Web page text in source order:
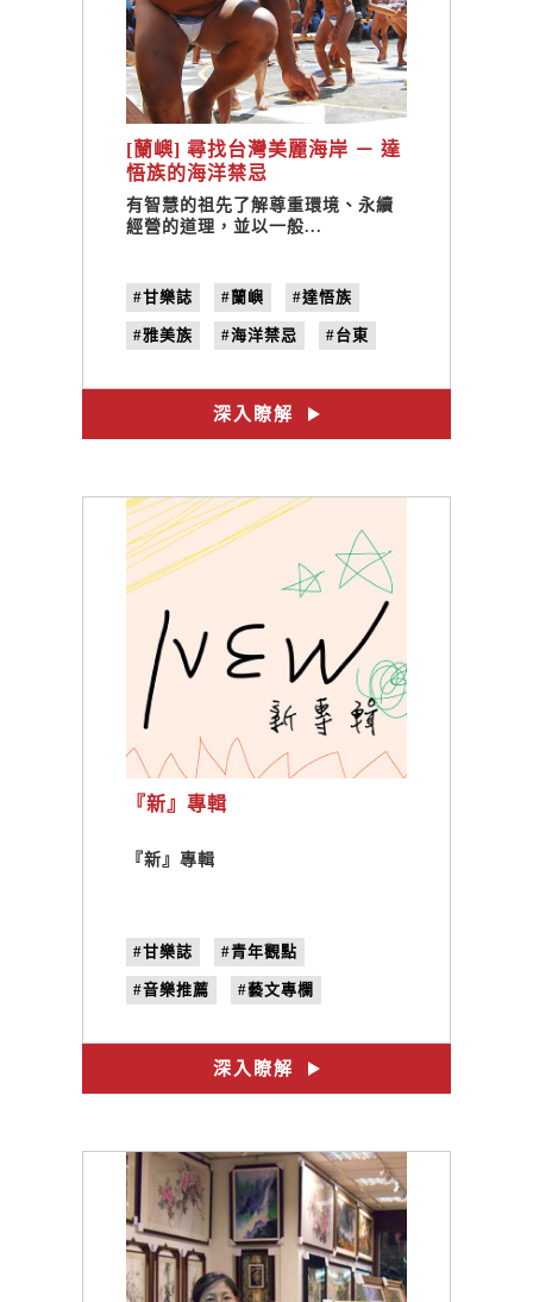
[蘭嶼] 尋找台灣美麗海岸 － 達
悟族的海洋禁忌
有智慧的祖先了解尊重環境、永續
經營的道理，並以一般...
#甘樂誌 #蘭嶼 #達悟族
#雅美族 #海洋禁忌 #台東
深入瞭解
『新』專輯
『新』專輯
#甘樂誌 #青年觀點
#音樂推薦 #藝文專欄
#Go Go Rise #著色
#曬日頭
深入瞭解